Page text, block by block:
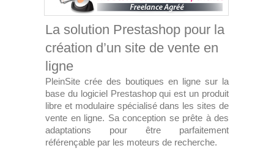
La solution Prestashop pour la
création d’un site de vente en
ligne
PleinSite crée des boutiques en ligne sur la
base du logiciel Prestashop qui est un produit
libre et modulaire spécialisé dans les sites de
vente en ligne. Sa conception se prête à des
adaptations pour être parfaitement
référençable par les moteurs de recherche.